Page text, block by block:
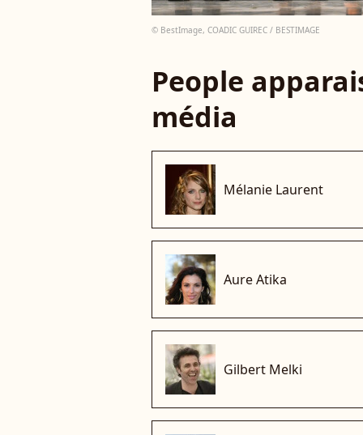
© BestImage, COADIC GUIREC / BESTIMAGE
People
média
Mélanie Laurent
Aure Atika
Gilbert Melki